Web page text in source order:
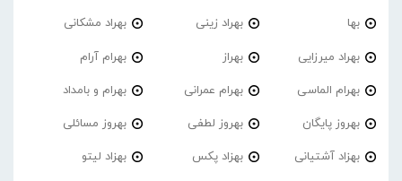
بها بهراد زینی بهراد مشکانی
بهراد میرزایی بهراز بهرام آرام
بهرام الماسی بهرام عمرانی بهرام و بامداد
بهروز پایگان بهروز لطفی بهروز مسائلی
بهزاد آشتیانی بهزاد پکس بهزاد لیتو